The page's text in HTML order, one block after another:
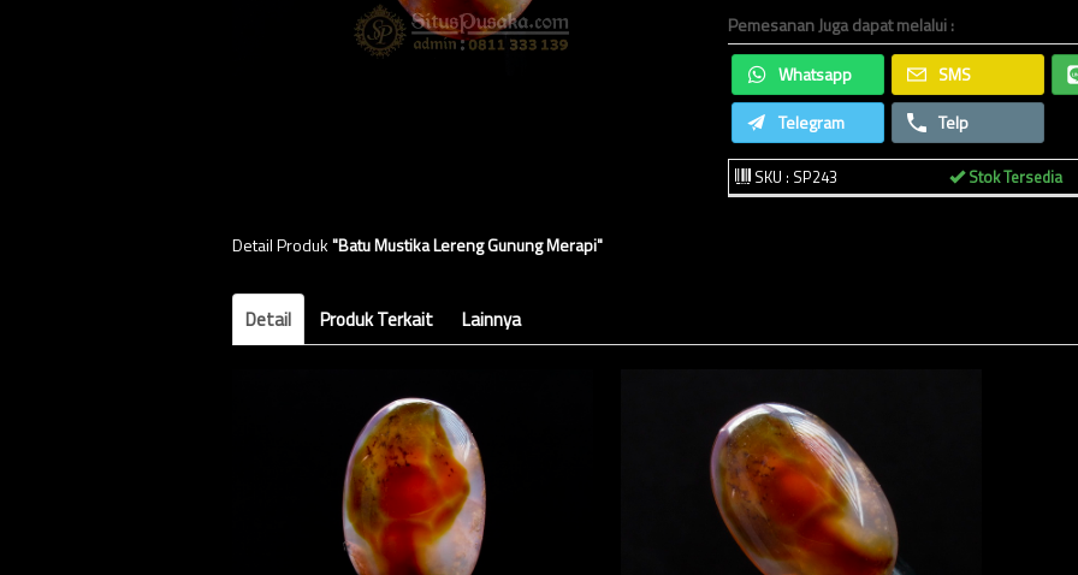
Pemesanan Juga dapat melalui :
Whatsapp
SMS
Telegram
Telp
SKU : SP243 Stok Tersedia
Detail Produk"Batu Mustika Lereng Gunung Merapi"
Detail Produk Terkait Lainnya